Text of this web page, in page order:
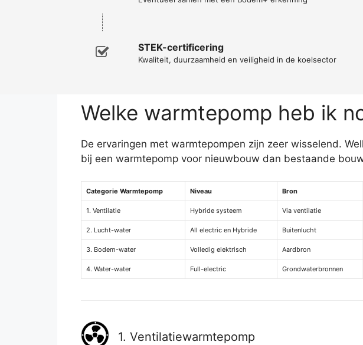
STEK-certificering
Kwaliteit, duurzaamheid en veiligheid in de koelsector
Welke warmtepomp heb ik
De ervaringen met warmtepompen zijn zeer wisselend.
bij een warmtepomp voor nieuwbouw dan bestaande
Categorie Warmtepomp Niveau Bron
1. Ventilatie Hybride systeem Via ventilatie
2. Lucht-water All electric en Hybride Buitenlucht
3. Bodem-water Volledig elektrisch Aardbron
4. Water-water Full-electric Grondwaterbronnen
1. Ventilatiewarmtepomp